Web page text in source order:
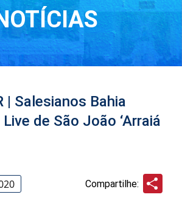
| Salesianos Bahia
de São João ‘Arraiá
Compartilhe: